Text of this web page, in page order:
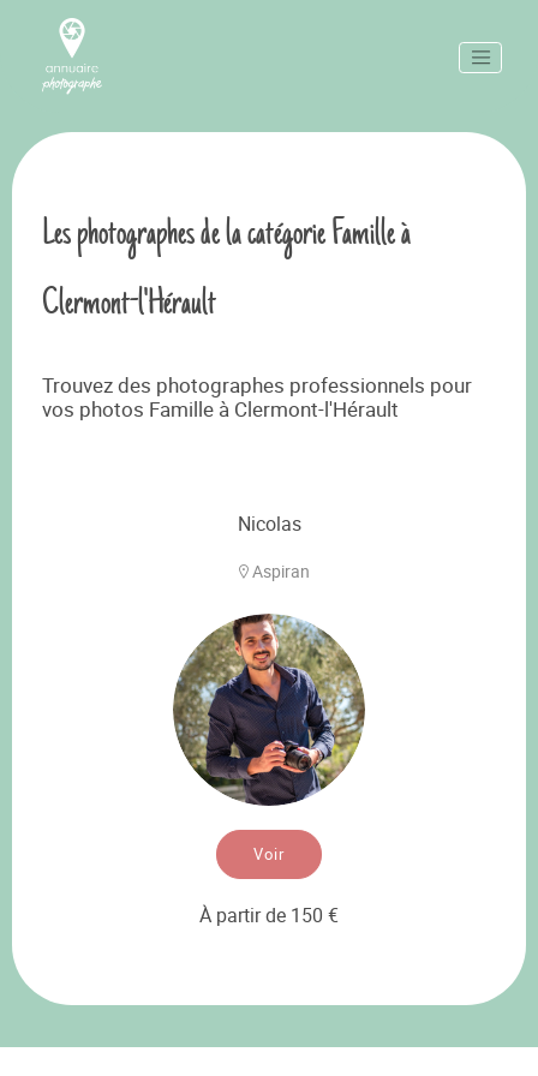
Les photographes de la catégorie Famille à
Clermont-l'Hérault
Trouvez des photographes professionnels pour
vos photos Famille à Clermont-l'Hérault
Nicolas
Aspiran
Voir
À partir de 150 €